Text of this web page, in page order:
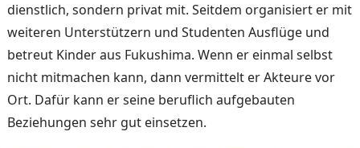
dienstlich, sondern privat mit. Seitdem organisiert er mit
weiteren Unterstützern und Studenten Ausflüge und
betreut Kinder aus Fukushima. Wenn er ein­mal selbst
nicht mitmachen kann, dann vermittelt er Ak­teure vor
Ort. Dafür kann er seine beruflich aufgebauten
Beziehungen sehr gut einset­zen.